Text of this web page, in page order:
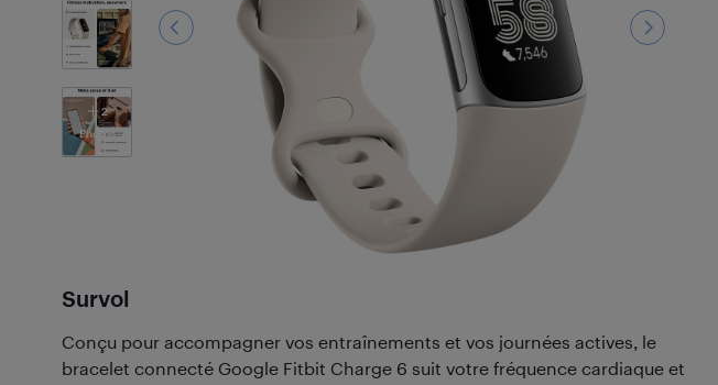
2
Photos
Survol
Conçu pour accompagner vos entraînements et vos journées actives, le
bracelet connecté Google Fitbit Charge 6 suit votre fréquence cardiaque et